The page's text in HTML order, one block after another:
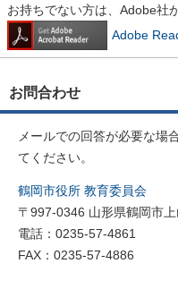
お持ちでない方は、Adobe社
Adobe
お問合わせ
メールでの回答が必要な場
てください。
鶴岡市役所 教育委員会
〒997-0346 山形県鶴岡市
電話：0235-57-4861
FAX：0235-57-4886